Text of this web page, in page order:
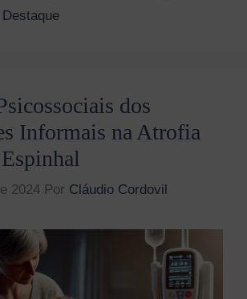
dos
Informais na Atrofia
2024 Por Cláudio Cordovil